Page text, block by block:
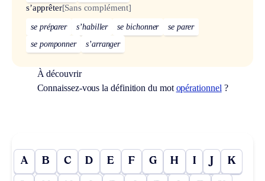
s’apprêter[Sans complément]
se préparer s’habiller se bichonner
se parer
se pomponner
s’arranger
À découvrir
Connaissez-vous la définition du mot opérationnel ?
A B C D E F G H I J K